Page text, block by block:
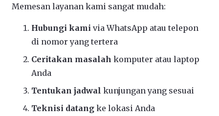
Memesan layanan kami sangat mudah:
Hubungi kami via WhatsApp atau telepon
di nomor yang tertera
Ceritakan masalah komputer atau laptop
Anda
Tentukan jadwal kunjungan yang sesuai
Teknisi datang ke lokasi Anda